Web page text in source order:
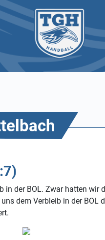
der BOL. Zwar hatten
dem Verbleib in der